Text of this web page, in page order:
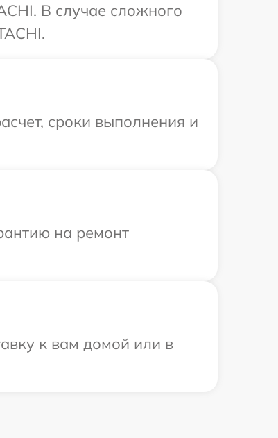
В случае сложного
сроки выполнения и
на ремонт
к вам домой или в